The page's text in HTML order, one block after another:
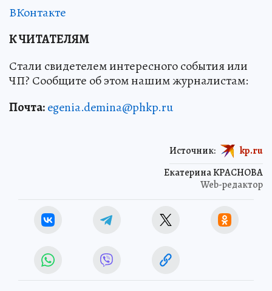
ВКонтакте
К ЧИТАТЕЛЯМ
Стали свидетелем интересного события или
ЧП? Сообщите об этом нашим журналистам:
Почта:egenia.demina@phkp.ru
Екатерина КРАСНОВА
Web-редактор
Источник: kp.ru